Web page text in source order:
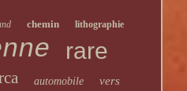
chemin lithographie
rare
automobile vers